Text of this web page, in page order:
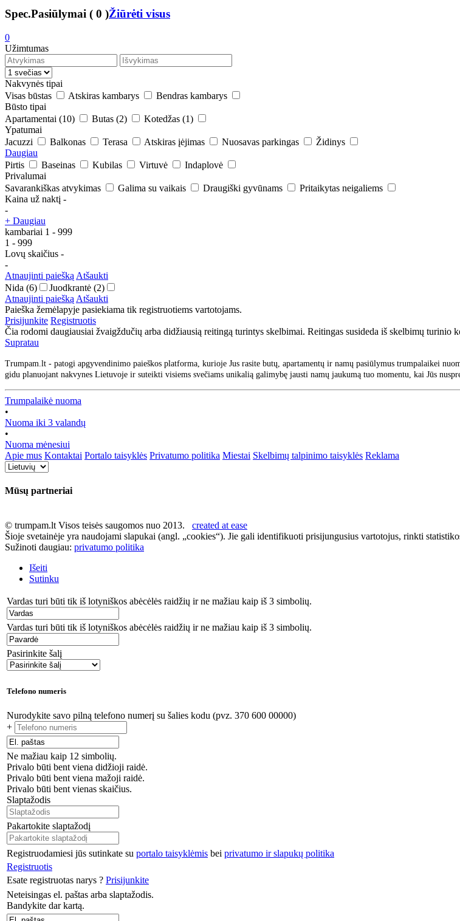
Spec.Pasiūlymai ( 0 )Žiūrėti visus
0
Užimtumas
Nakvynės tipai
Visas būstas
Atskiras kambarys
Bendras kambarys
Būsto tipai
Apartamentai (10) Butas (2) Kotedžas (1)
Ypatumai
Jacuzzi
Balkonas Terasa Atskiras įėjimas Nuosavas parkingas
Židinys
Daugiau
Pirtis
Baseinas Kubilas Virtuvė
Indaplovė
Privalumai
Savarankiškas atvykimas
Galima su vaikais Draugiški gyvūnams
Pritaikytas neigaliems
Kaina už naktį -
-
+ Daugiau
kambariai 1 - 999
1 - 999
Lovų skaičius -
-
Atnaujinti paiešką Atšaukti
Nida (6) Juodkrantė (2)
Atnaujinti paiešką Atšaukti
Paieška žemėlapyje pasiekiama tik registruotiems vartotojams.
Prisijunkite Registruotis
Čia rodomi daugiausiai žvaigždučių arba didžiausią reitingą turintys skelbimai. Reitingas susideda iš skelbimų turinio
Supratau
Trumpam.lt - patogi apgyvendinimo paieškos platforma, kurioje Jus rasite butų, apartamentų ir namų pasiūlymus trumpalaikei
gidu planuojant nakvynes Lietuvoje ir suteikti visiems svečiams unikalią galimybę jausti namų jaukumą tuo momentu, kai Jūs
Trumpalaikė nuoma
•
Nuoma iki 3 valandų
•
Nuoma mėnesiui
Apie mus Kontaktai Portalo taisyklės Privatumo politika Miestai Skelbimų talpinimo taisyklės Reklama
Mūsų partneriai
© trumpam.lt Visos teisės saugomos nuo 2013. created at ease
Šioje svetainėje yra naudojami slapukai (angl. „cookies“). Jie gali identifikuoti prisijungusius vartotojus, rinkti
Sužinoti daugiau: privatumo politika
Išeiti
Sutinku
Vardas turi būti tik iš lotyniškos abėcėlės raidžių ir ne mažiau kaip iš 3 simbolių.
Vardas turi būti tik iš lotyniškos abėcėlės raidžių ir ne mažiau kaip iš 3 simbolių.
Pasirinkite šalį
Telefono numeris
Nurodykite savo pilną telefono numerį su šalies kodu (pvz. 370 600 00000)
+
Ne mažiau kaip 12 simbolių.
Privalo būti bent viena didžioji raidė.
Privalo būti bent viena mažoji raidė.
Privalo būti bent vienas skaičius.
Slaptažodis
Pakartokite slaptažodį
Registruodamiesi jūs sutinkate su portalo taisyklėmis bei privatumo ir slapukų politika
Registruotis
Esate registruotas narys ? Prisijunkite
Neteisingas el. paštas arba slaptažodis.
Bandykite dar kartą.